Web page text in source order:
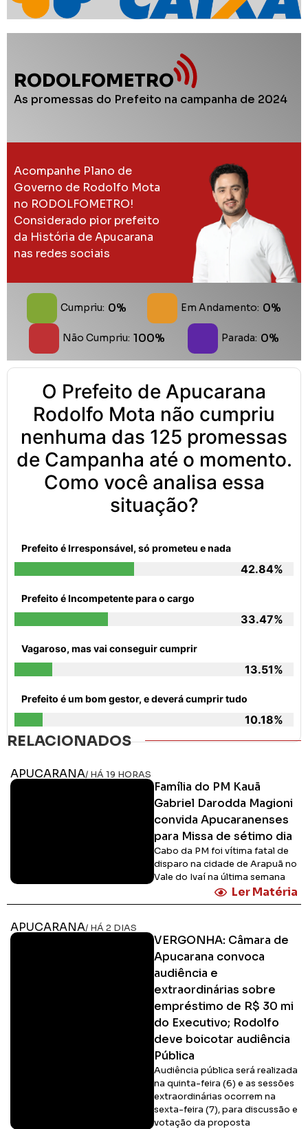
RODOLFOMETRO
As promessas do Prefeito na campanha de 2024
Acompanhe Plano de
Governo de Rodolfo Mota
no RODOLFOMETRO!
Considerado pior prefeito
da História de Apucarana
nas redes sociais
Cumpriu: 0% Em Andamento: 0%
Não Cumpriu: 100% Parada: 0%
O Prefeito de Apucarana
Rodolfo Mota não cumpriu
nenhuma das 125 promessas
de Campanha até o momento.
Como você analisa essa
situação?
Prefeito é Irresponsável, só prometeu e nada
42.84%
Prefeito é Incompetente para o cargo
33.47%
Vagaroso, mas vai conseguir cumprir
13.51%
Prefeito é um bom gestor, e deverá cumprir tudo
10.18%
RELACIONADOS
APUCARANA/ HÁ 19 HORAS
Família do PM Kauã
Gabriel Darodda Magioni
convida Apucaranenses
para Missa de sétimo dia
Cabo da PM foi vítima fatal de
disparo na cidade de Arapuã no
Vale do Ivaí na última semana
Ler Matéria
APUCARANA/ HÁ 2 DIAS
VERGONHA: Câmara de
Apucarana convoca
audiência e
extraordinárias sobre
empréstimo de R$ 30 mi
do Executivo; Rodolfo
deve boicotar audiência
Pública
Audiência pública será realizada
na quinta-feira (6) e as sessões
extraordinárias ocorrem na
sexta-feira (7), para discussão e
votação da proposta